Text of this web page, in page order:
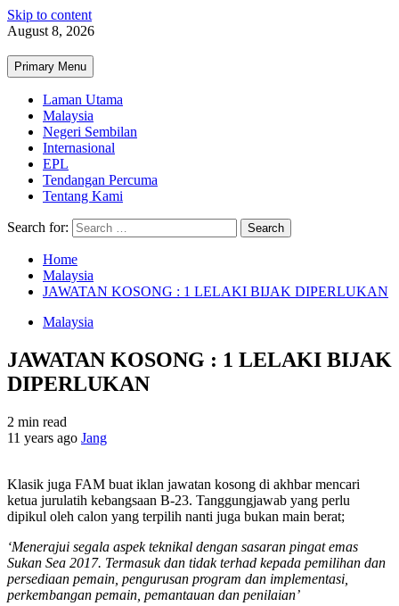
Skip to content
August 8, 2026
Primary Menu
Laman Utama
Malaysia
Negeri Sembilan
Internasional
EPL
Tendangan Percuma
Tentang Kami
Search for:
Home
Malaysia
JAWATAN KOSONG : 1 LELAKI BIJAK DIPERLUKAN
Malaysia
JAWATAN KOSONG : 1 LELAKI BIJAK
DIPERLUKAN
2 min read
11 years ago Jang
Klasik juga FAM buat iklan jawatan kosong di akhbar mencari
ketua jurulatih kebangsaan B-23. Tanggungjawab yang perlu
dipikul oleh calon yang terpilih nanti juga bukan main berat;
‘Menerajui segala aspek teknikal dengan sasaran pingat emas
Sukan Sea 2017. Termasuk dan tidak terhad kepada pemilihan dan
persediaan pemain, pengurusan program dan implementasi,
perkembangan pemain, pemantauan dan penilaian’